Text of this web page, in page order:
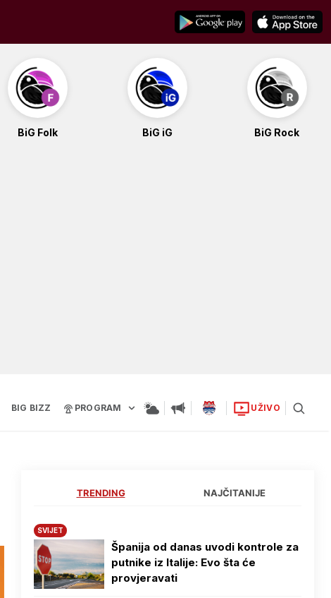
BiG Folk BiG iG BiG Rock
BIG BIZZ PROGRAM UŽIVO
TRENDING NAJČITANIJE
SVIJET
Španija od danas uvodi kontrole za
putnike iz Italije: Evo šta će
provjeravati